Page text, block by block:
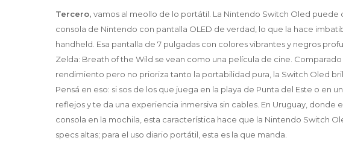
Tercero, vamos al meollo de lo portátil. La Nintendo Switch Oled puede
consola de Nintendo con pantalla OLED de verdad, lo que la hace
handheld. Esa pantalla de 7 pulgadas con colores vibrantes y negros
Zelda: Breath of the Wild se vean como una película de cine.
rendimiento pero no prioriza tanto la portabilidad pura, la Switch Oled
Pensá en eso: si sos de los que juega en la playa de Punta del Este o en
reflejos y te da una experiencia inmersiva sin cables. En Uruguay, donde
consola en la mochila, esta característica hace que la Nintendo Switch
specs altas; para el uso diario portátil, esta es la que manda.